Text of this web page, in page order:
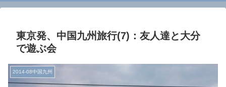
東京発、中国九州旅行(7)：友人達と大分
で遊ぶ会
2014-08中国九州